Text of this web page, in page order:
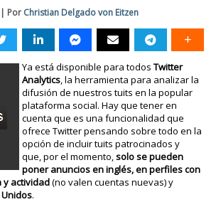
| Por Christian Delgado von Eitzen
Ya está disponible para todos Twitter
Analytics, la herramienta para analizar la
difusión de nuestros tuits en la popular
plataforma social. Hay que tener en
cuenta que es una funcionalidad que
ofrece Twitter pensando sobre todo en la
opción de incluir tuits patrocinados y
que, por el momento,solo se pueden
poner anuncios en inglés,en perfiles con
y actividad(no valen cuentas nuevas) y
.